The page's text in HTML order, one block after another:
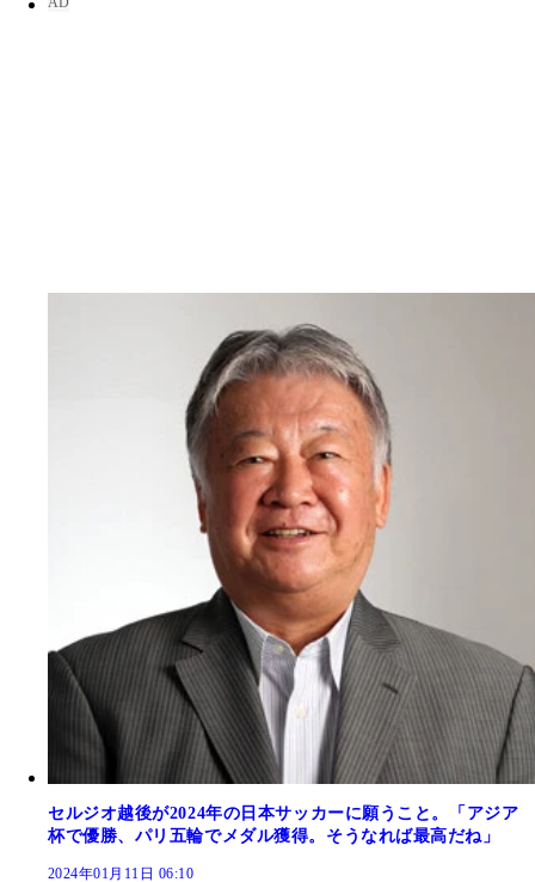
セルジオ越後が2024年の日本サッカーに願うこと。「アジア
杯で優勝、パリ五輪でメダル獲得。そうなれば最高だね」
2024年01月11日 06:10